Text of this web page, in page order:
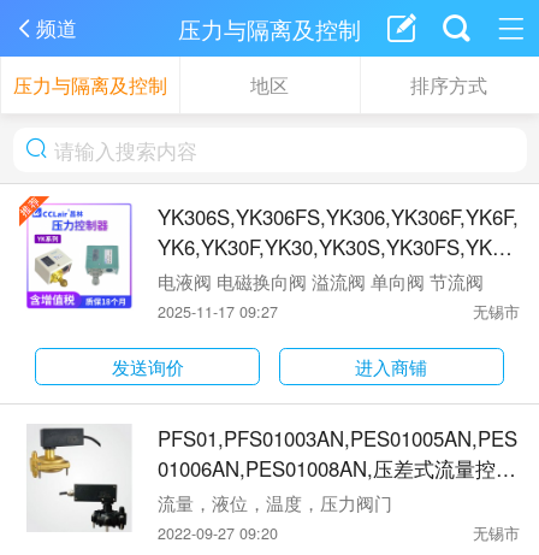
频道 压力与隔离及控制
压力与隔离及控制 地区 排序方式
YK306S,YK306FS,YK306,YK306F,YK6F,
YK6,YK30F,YK30,YK30S,YK30FS,YK0.
2,YK0.4,YK0.6,YK0.8,YK1.2,YK1.6,YK2.
0,YK3.0压力控制器
电液阀 电磁换向阀 溢流阀 单向阀 节流阀
2025-11-17 09:27 无锡市
发送询价 进入商铺
PFS01,PFS01003AN,PES01005AN,PES
01006AN,PES01008AN,压差式流量控制
器
流量，液位，温度，压力阀门
2022-09-27 09:20 无锡市